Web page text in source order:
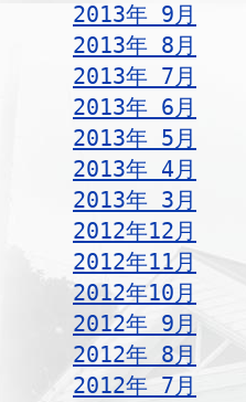
2013年 9月
2013年 8月
2013年 7月
2013年 6月
2013年 5月
2013年 4月
2013年 3月
2012年12月
2012年11月
2012年10月
2012年 9月
2012年 8月
2012年 7月